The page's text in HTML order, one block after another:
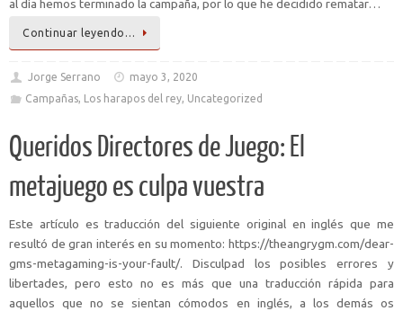
al día hemos terminado la campaña, por lo que he decidido rematar…
Continuar leyendo…
Jorge Serrano
mayo 3, 2020
Campañas, Los harapos del rey, Uncategorized
Queridos Directores de Juego: El
metajuego es culpa vuestra
Este artículo es traducción del siguiente original en inglés que me
resultó de gran interés en su momento: https://theangrygm.com/dear-
gms-metagaming-is-your-fault/. Disculpad los posibles errores y
libertades, pero esto no es más que una traducción rápida para
aquellos que no se sientan cómodos en inglés, a los demás os